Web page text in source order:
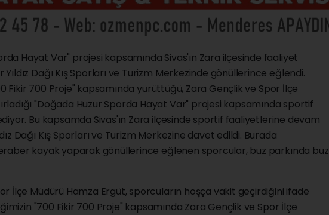
Hayat Var" projesi kapsamında Sivas'ın Zara ilçesinde faaliyet
Dağı Kış Sporları ve Turizm Merkezinde gönüllerince eğlendi.
Fikir 700 Proje" kapsamında yürüttüğü, Zara Gençlik ve Spor İlçe
"Doğada Huzur Sporda Hayat Var" projesi kapsamında sportif
Bu kapsamda Sivas'ın Zara ilçesinde sportif faaliyetlerine devam
Dağı Kış Sporları ve Turizm Merkezine davet edildi. Burada
kayak yaparak gönüllerince eğlenen sporcular, buz parkında buz
İlçe Müdürü Hamza Ergüt, sporcuların hoşça vakit geçirdiğini ifade
"700 Fikir 700 Proje" kapsamında Zara Gençlik ve Spor İlçe